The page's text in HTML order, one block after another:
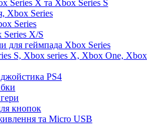
Series X та Xbox Series S
Xbox Series
Series
Series X/S
для геймпада Xbox Series
S, Xbox series X, Xbox One,
PS4
кнопок
та Micro USB